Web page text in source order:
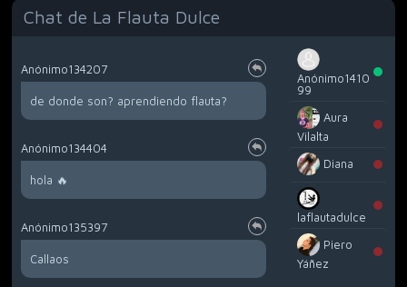
Chat de La Flauta Dulce
Anónimo134207
de donde son? aprendiendo flauta?
Anónimo134404
hola 🔥
Anónimo135397
Callaos
Anónimo1410
99
Aura
Vilalta
Diana
laflautadulce
Piero
Yáñez